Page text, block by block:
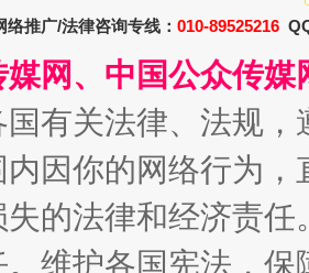
络推广/法律咨询专线： 010-89525216
网、中国公众传
国有关法律、法规
因你的网络行为
失的法律和经济责
维护各国宪法，